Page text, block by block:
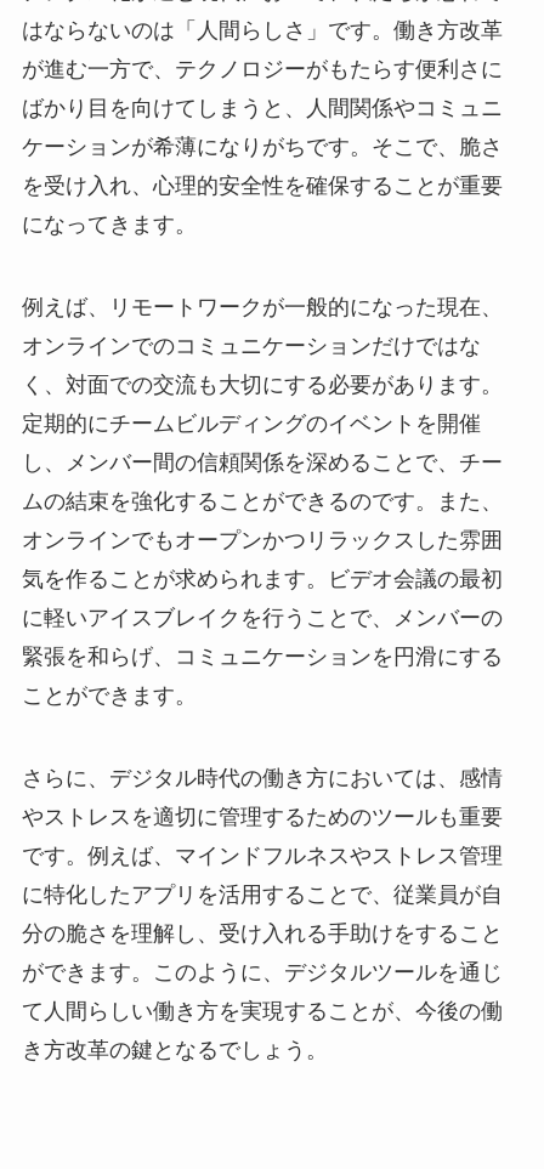
はならないのは「人間らしさ」です。働き方改革
が進む一方で、テクノロジーがもたらす便利さに
ばかり目を向けてしまうと、人間関係やコミュニ
ケーションが希薄になりがちです。そこで、脆さ
を受け入れ、心理的安全性を確保することが重要
になってきます。
例えば、リモートワークが一般的になった現在、
オンラインでのコミュニケーションだけではな
く、対面での交流も大切にする必要があります。
定期的にチームビルディングのイベントを開催
し、メンバー間の信頼関係を深めることで、チー
ムの結束を強化することができるのです。また、
オンラインでもオープンかつリラックスした雰囲
気を作ることが求められます。ビデオ会議の最初
に軽いアイスブレイクを行うことで、メンバーの
緊張を和らげ、コミュニケーションを円滑にする
ことができます。
さらに、デジタル時代の働き方においては、感情
やストレスを適切に管理するためのツールも重要
です。例えば、マインドフルネスやストレス管理
に特化したアプリを活用することで、従業員が自
分の脆さを理解し、受け入れる手助けをすること
ができます。このように、デジタルツールを通じ
て人間らしい働き方を実現することが、今後の働
き方改革の鍵となるでしょう。